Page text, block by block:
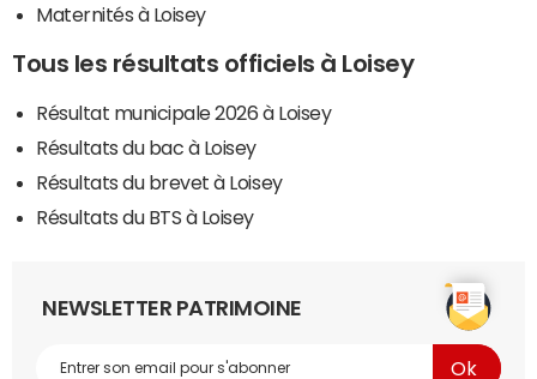
Maternités à Loisey
Tous les résultats officiels à Loisey
Résultat municipale 2026 à Loisey
Résultats du bac à Loisey
Résultats du brevet à Loisey
Résultats du BTS à Loisey
NEWSLETTER PATRIMOINE